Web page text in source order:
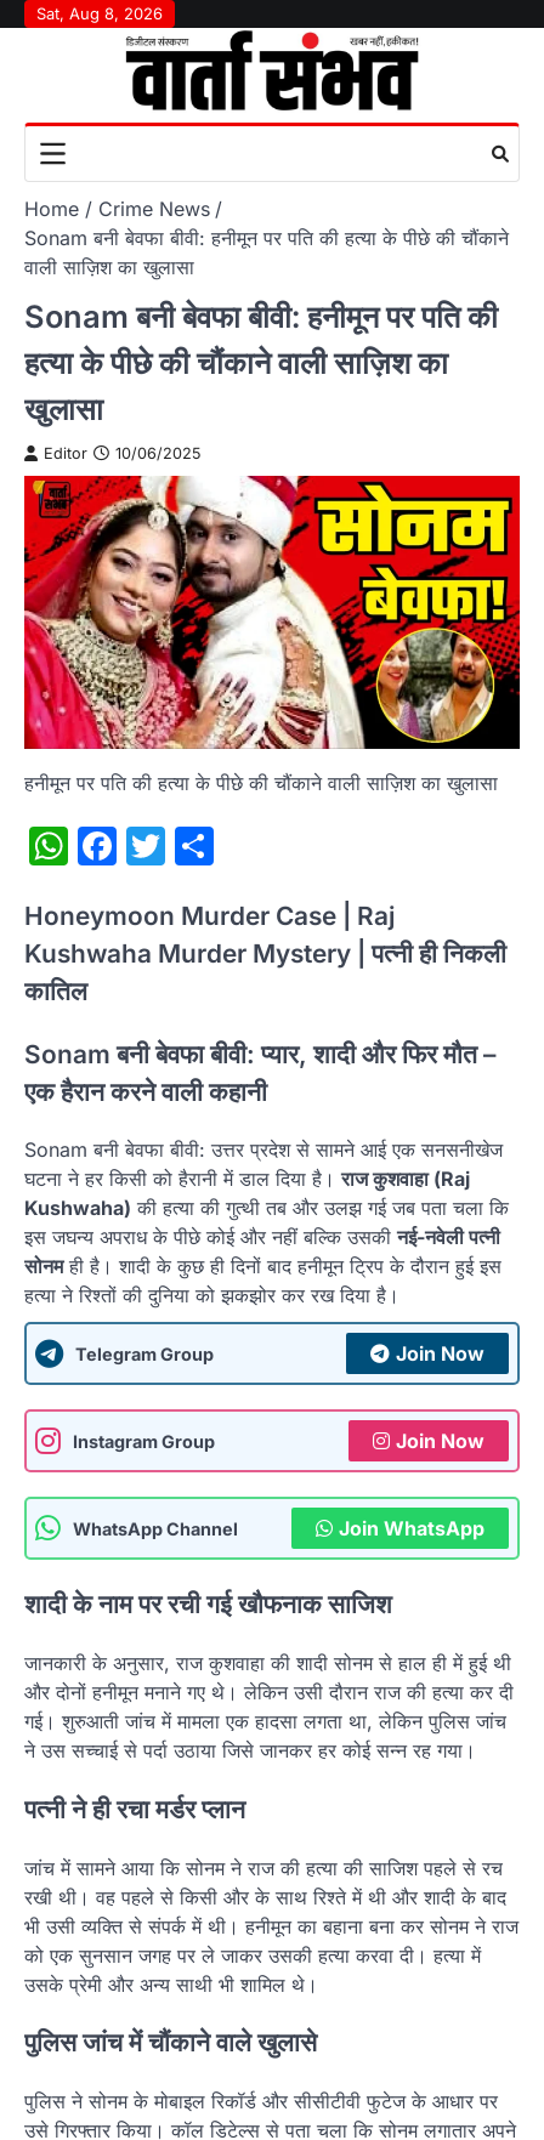
SkipSat, Aug 8, 2026
Home
Crime News
Sonam बनी बेवफा बीवी: हनीमून पर पति की हत्या के पीछे की चौंकाने
वाली साज़िश का खुलासा
Sonam बनी बेवफा बीवी: हनीमून पर पति की
हत्या के पीछे की चौंकाने वाली साज़िश का
खुलासा
Editor 10/06/2025
हनीमून पर पति की हत्या के पीछे की चौंकाने वाली साज़िश का खुलासा
WhatsApp
Facebook
Twitter
Honeymoon Murder Case | Raj
Kushwaha Murder Mystery | पत्नी ही निकली
कातिल
Sonam बनी बेवफा बीवी: प्यार, शादी और फिर मौत –
एक हैरान करने वाली कहानी
Sonam बनी बेवफा बीवी: उत्तर प्रदेश से सामने आई एक सनसनीखेज
घटना ने हर किसी को हैरानी में डाल दिया है।राज कुशवाहा (Raj
Kushwaha) की हत्या की गुत्थी तब और उलझ गई जब पता चला कि
इस जघन्य अपराध के पीछे कोई और नहीं बल्कि उसकीनई-नवेली पत्नी
सोनमही है। शादी के कुछ ही दिनों बाद हनीमून ट्रिप के दौरान हुई इस
हत्या ने रिश्तों की दुनिया को झकझोर कर रख दिया है।
Telegram Group Join Now
Instagram Group Join Now
WhatsApp Channel Join WhatsApp
शादी के नाम पर रची गई खौफनाक साजिश
जानकारी के अनुसार, राज कुशवाहा की शादी सोनम से हाल ही में हुई थी
और दोनों हनीमून मनाने गए थे। लेकिन उसी दौरान राज की हत्या कर दी
गई। शुरुआती जांच में मामला एक हादसा लगता था, लेकिन पुलिस जांच
ने उस सच्चाई से पर्दा उठाया जिसे जानकर हर कोई सन्न रह गया।
पत्नी ने ही रचा मर्डर प्लान
जांच में सामने आया कि सोनम ने राज की हत्या की साजिश पहले से रच
रखी थी। वह पहले से किसी और के साथ रिश्ते में थी और शादी के बाद
भी उसी व्यक्ति से संपर्क में थी। हनीमून का बहाना बना कर सोनम ने राज
को एक सुनसान जगह पर ले जाकर उसकी हत्या करवा दी। हत्या में
उसके प्रेमी और अन्य साथी भी शामिल थे।
पुलिस जांच में चौंकाने वाले खुलासे
पुलिस ने सोनम के मोबाइल रिकॉर्ड और सीसीटीवी फुटेज के आधार पर
उसे गिरफ्तार किया। कॉल डिटेल्स से पता चला कि सोनम लगातार अपने